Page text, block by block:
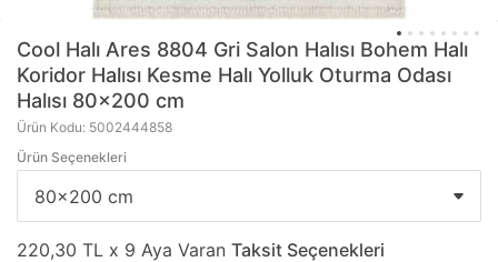
Cool Halı Ares 8804 Gri Salon Halısı Bohem Halı
Koridor Halısı Kesme Halı Yolluk Oturma Odası
Halısı 80x200 cm
Ürün Kodu: 5002444858
Ürün Seçenekleri
220,30 TL x 9 Aya Varan Taksit Seçenekleri